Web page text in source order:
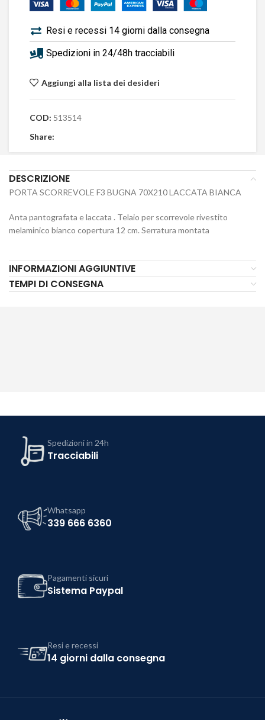
Resi e recessi 14 giorni dalla consegna
Spedizioni in 24/48h tracciabili
Aggiungi alla lista dei desideri
COD: 513514
Share:
DESCRIZIONE
PORTA SCORREVOLE F3 BUGNA 70X210 LACCATA BIANCA
Anta pantografata e laccata . Telaio per scorrevole rivestito
melaminico bianco copertura 12 cm. Serratura montata
INFORMAZIONI AGGIUNTIVE
TEMPI DI CONSEGNA
Spedizioni in 24h
Tracciabili
Whatsapp
339 666 6360
Pagamenti sicuri
Sistema Paypal
Resi e recessi
14 giorni dalla consegna